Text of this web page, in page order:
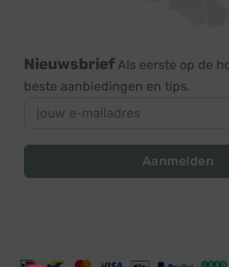
Nieuwsbrief Als eerste op de
beste aanbiedingen en tips.
Aanmelden